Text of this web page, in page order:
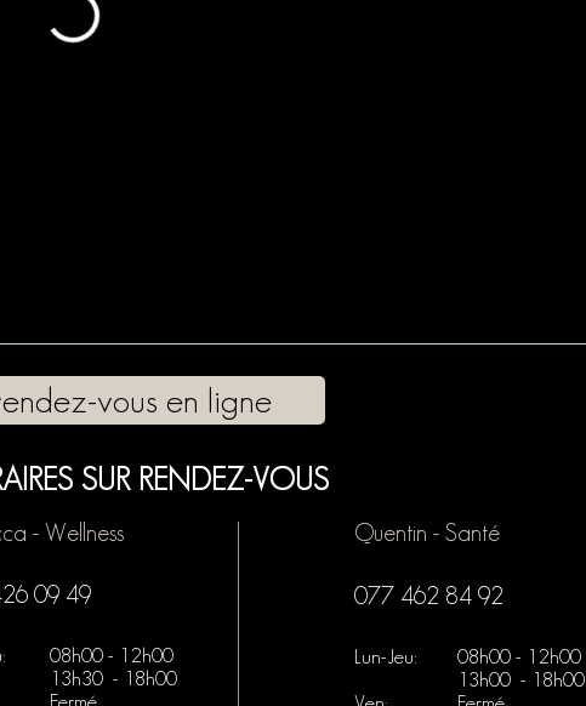
SUR RENDEZ-VOUS
- Wellness
09 49
08h00 - 12h00
13h30 - 18h00
Fermé
Quentin - Santé
077 462 84 92
Lun-Jeu:
08h00 - 12h00
13h00 - 18h00
vous en ligne